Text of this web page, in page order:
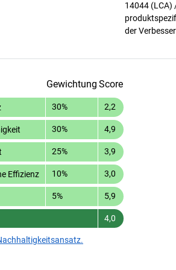
14044 (LCA)
der
Gewichtung Score
30% 2,2
30% 4,9
25% 3,9
Effizienz 10% 3,0
5% 5,9
4,0